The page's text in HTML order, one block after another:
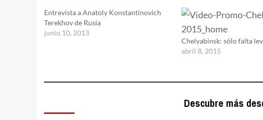
Entrevista a Anatoly Konstantinovich
Terekhov de Rusia
junio 10, 2013
Chelyabinsk: sólo falta
abril 8, 2015
Descubre más